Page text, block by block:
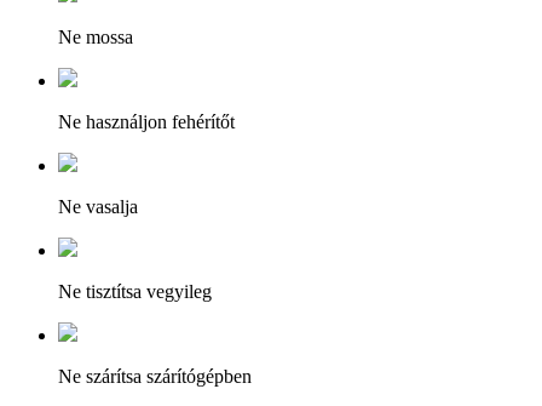
Ne mossa
Ne használjon fehérítőt
Ne vasalja
Ne tisztítsa vegyileg
Ne szárítsa szárítógépben